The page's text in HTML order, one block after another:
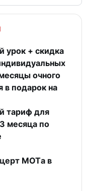
урок + скидка
очного
в подарок на
тариф для
месяца по
MOTа в